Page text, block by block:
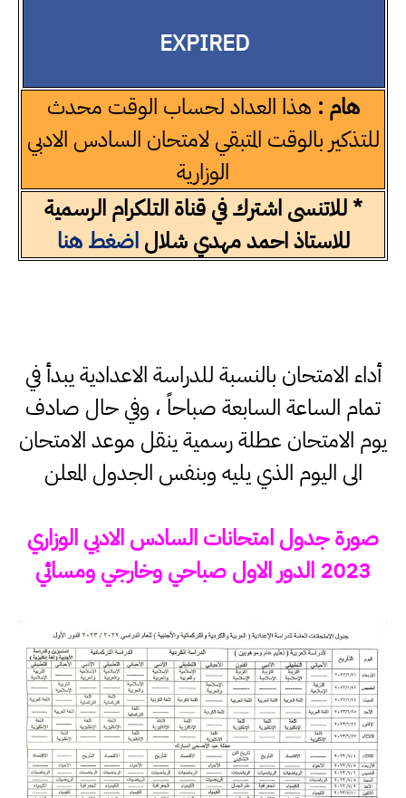
EXPIRED
هام : هذا العداد لحساب الوقت محدث
للتذكير بالوقت المتبقي لامتحان السادس الادبي
الوزارية
* للاتنسى اشترك في قناة التلكرام الرسمية
للاستاذ احمد مهدي شلالاضغط هنا
أداء الامتحان بالنسبة للدراسة الاعدادية يبدأ في
تمام الساعة السابعة صباحاً ، وفي حال صادف
يوم الامتحان عطلة رسمية ينقل موعد الامتحان
الى اليوم الذي يليه وبنفس الجدول المعلن
صورة جدول امتحانات السادس الادبي الوزاري
2023 الدور الاول صباحي وخارجي ومسائي